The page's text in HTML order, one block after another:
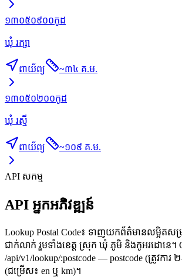
១៣០៥០៩០០កូដ
ឃុំ រក្សា
ពាយ័ព្យ ~៣៤ គ.ម.
១៣០៥០២០០កូដ
ឃុំ រស្មី
ពាយ័ព្យ ~១០៩ គ.ម.
API សកម្ម
API អ្នកអភិវឌ្ឍន៍
Lookup Postal Code៖ ទាញយកព័ត៌មានលម្អិត
ជាក់លាក់ រួមទាំងខេត្ត ស្រុក ឃុំ ភូមិ និងកូអរដោនេ។
/api/v1/lookup/:postcode — postcode (ត្រូវការ
(ជម្រើស៖ en ឬ km)។